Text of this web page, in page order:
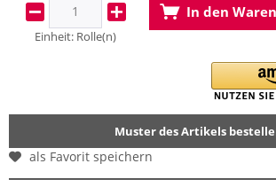
Einheit: Rolle(n)
In den
Muster des Artikels
als Favorit speichern